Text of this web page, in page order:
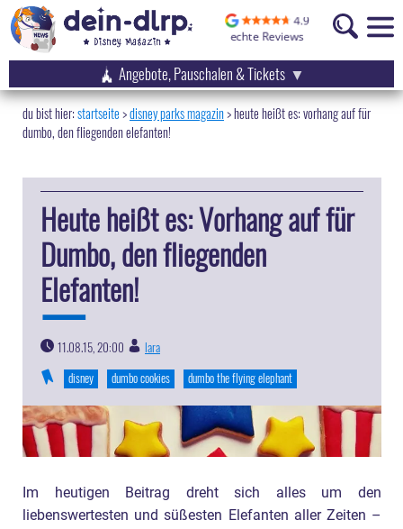
Angebote, Pauschalen & Tickets
startseite disney parks magazin>heute heißt es: vorhang auf für
dumbo, den fliegenden elefanten!
Heute heißt es: Vorhang auf für
Dumbo, den fliegenden
Elefanten!
11.08.15, 20:00
lara
disney
dumbo cookies dumbo the flying elephant
Im heutigen Beitrag dreht sich alles um den
liebenswertesten und süßesten Elefanten aller Zeiten –